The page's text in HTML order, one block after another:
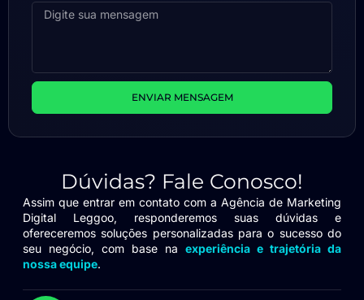
ENVIAR MENSAGEM
Dúvidas? Fale Conosco!
Assim que entrar em contato com a Agência de Marketing
Digital Leggoo, responderemos suas dúvidas e
ofereceremos soluções personalizadas para o sucesso do
seu negócio, com base na experiência e trajetória da
nossa equipe.